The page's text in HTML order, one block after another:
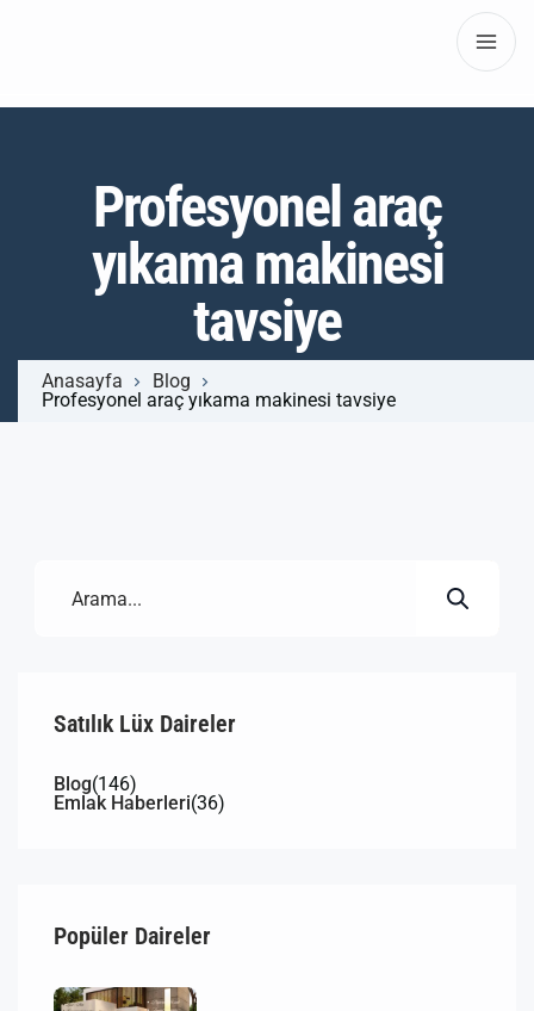
Profesyonel araç
yıkama makinesi
tavsiye
Anasayfa
Blog
Profesyonel araç yıkama makinesi tavsiye
Satılık Lüx Daireler
Blog(146)
Emlak Haberleri(36)
Popüler Daireler